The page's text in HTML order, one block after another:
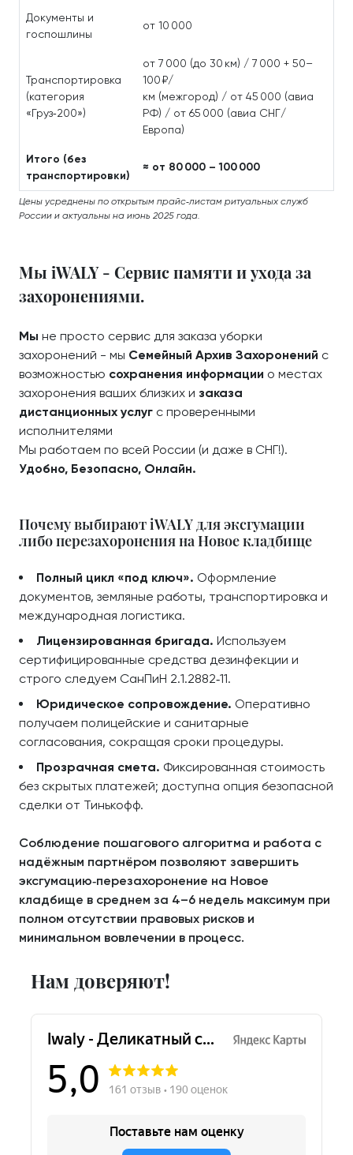
Документы и
госпошлины
от 10 000
Транспортировка
(категория
«Груз‑200»)
от 7 000 (до 30 км) / 7 000 + 50–
100 ₽/
км (межгород) / от 45 000 (авиа
РФ) / от 65 000 (авиа СНГ/
Европа)
Итого (без
транспортировки)
≈ от 80 000 – 100 000
Цены усреднены по открытым прайс‑листам ритуальных служб
России и актуальны на июнь 2025 года.
Мы iWALY - Сервис памяти и ухода за
захоронениями.
Мы не просто сервис для заказа уборки
захоронений - мы Семейный Архив Захоронений с
возможностью сохранения информации о местах
захоронения ваших близких и заказа
дистанционных услуг с проверенными
исполнителями
Мы работаем по всей России (и даже в СНГ!).
Удобно, Безопасно, Онлайн.
Почему выбирают iWALY для эксгумации
либо перезахоронения на Новое кладбище
Полный цикл «под ключ». Оформление
документов, земляные работы, транспортировка и
международная логистика.
Лицензированная бригада. Используем
сертифицированные средства дезинфекции и
строго следуем СанПиН 2.1.2882‑11.
Юридическое сопровождение. Оперативно
получаем полицейские и санитарные
согласования, сокращая сроки процедуры.
Прозрачная смета. Фиксированная стоимость
без скрытых платежей; доступна опция безопасной
сделки от Тинькофф.
Соблюдение пошагового алгоритма и работа с
надёжным партнёром позволяют завершить
эксгумацию‑перезахоронение на Новое
кладбище в среднем за 4–6 недель максимум при
полном отсутствии правовых рисков и
минимальном вовлечении в процесс.
Нам доверяют!